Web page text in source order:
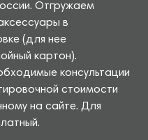
Отгружаем
в
(для нее
картон).
консультации
стоимости
на сайте. Для